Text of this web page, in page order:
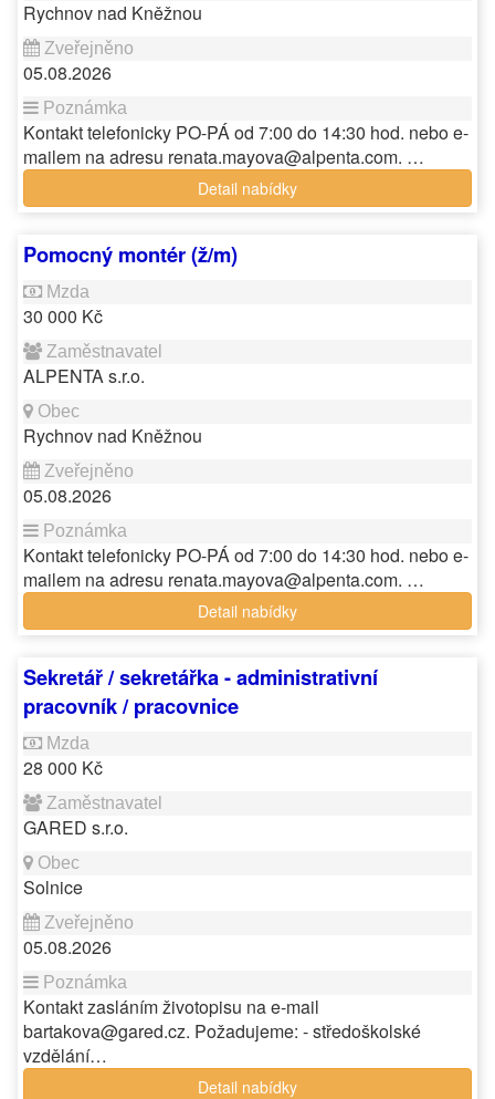
Rychnov nad Kněžnou
05.08.2026
Kontakt telefonicky PO-PÁ od 7:00 do 14:30 hod. nebo e-
mailem na adresu renata.mayova@alpenta.com. …
Detail nabídky
Pomocný montér (ž/m)
30 000 Kč
ALPENTA s.r.o.
Rychnov nad Kněžnou
05.08.2026
Kontakt telefonicky PO-PÁ od 7:00 do 14:30 hod. nebo e-
mailem na adresu renata.mayova@alpenta.com. …
Detail nabídky
Sekretář / sekretářka - administrativní
pracovník / pracovnice
28 000 Kč
GARED s.r.o.
Solnice
05.08.2026
Kontakt zasláním životopisu na e-mail
bartakova@gared.cz. Požadujeme: - středoškolské
vzdělání…
Detail nabídky